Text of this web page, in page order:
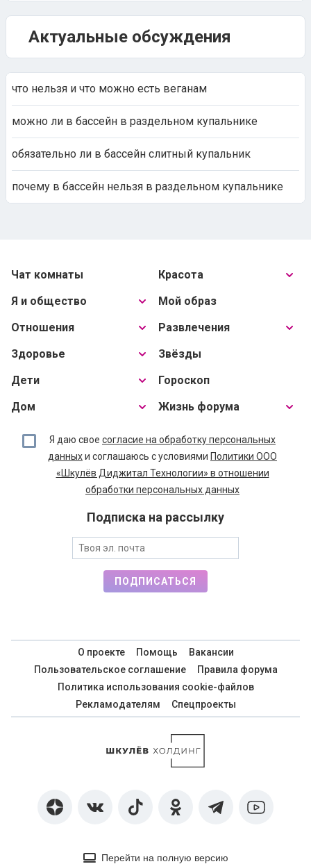
Актуальные обсуждения
что нельзя и что можно есть веганам
можно ли в бассейн в раздельном купальнике
обязательно ли в бассейн слитный купальник
почему в бассейн нельзя в раздельном купальнике
Чат комнаты
Я и общество
Отношения
Здоровье
Дети
Дом
Красота
Мой образ
Развлечения
Звёзды
Гороскоп
Жизнь форума
Я даю свое согласие на обработку персональных
данныхи соглашаюсь с условиями Политики ООО
«Шкулёв Диджитал Технологии» в отношении
обработки персональных данных
Подписка на рассылку
ПОДПИСАТЬСЯ
О проекте Помощь
Вакансии
Пользовательское соглашение
Правила форума
Политика использования cookie-файлов
Рекламодателям
Спецпроекты
Перейти на полную версию